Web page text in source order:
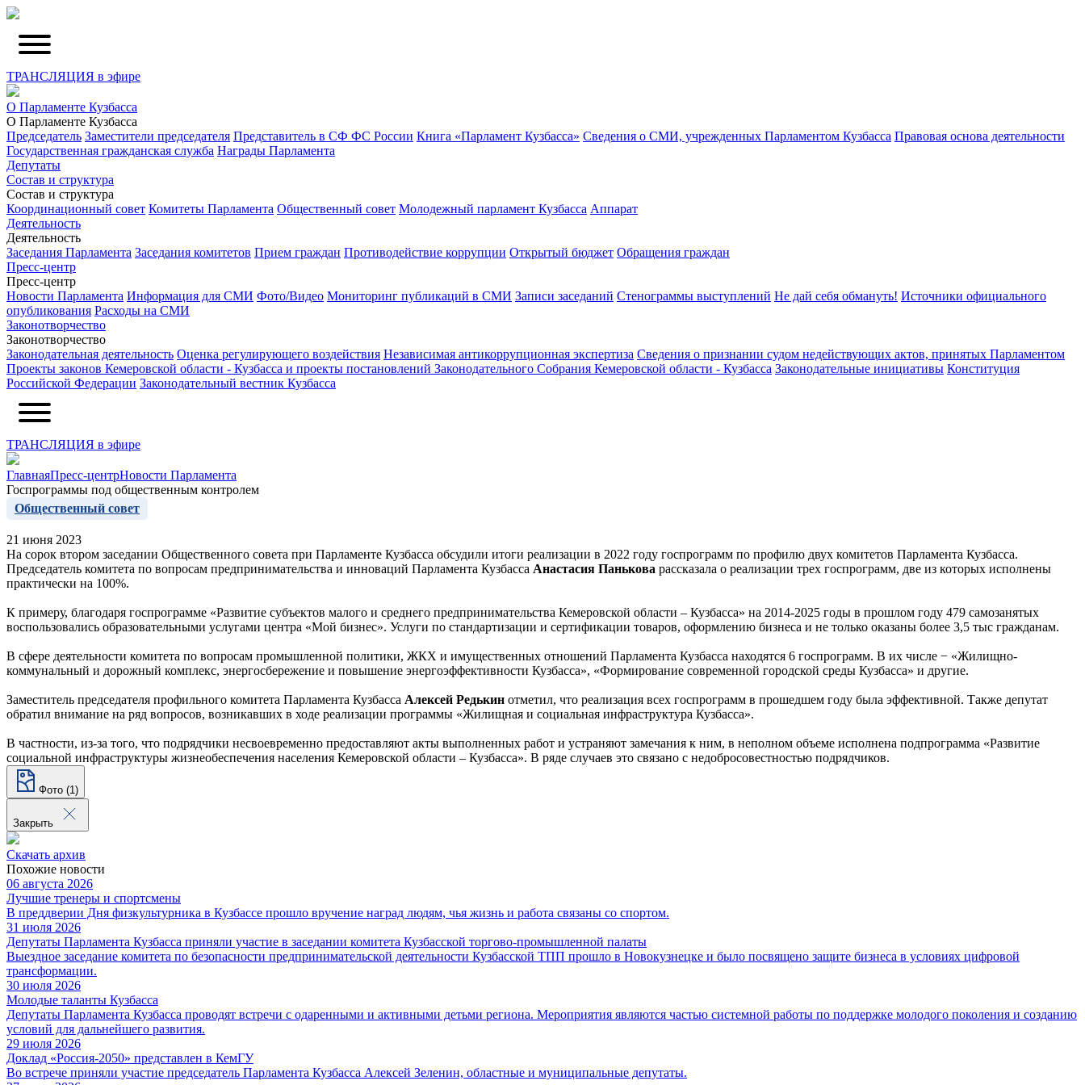
ТРАНСЛЯЦИЯ в эфире
О Парламенте Кузбасса
О Парламенте Кузбасса
Председатель Заместители председателя Представитель в СФ ФС России Книга «Парламент Кузбасса» Сведения о СМИ, учрежденных Парламентом Кузбасса Правовая основа деятельности
Государственная гражданская служба Награды Парламента
Депутаты
Состав и структура
Состав и структура
Координационный совет Комитеты Парламента Общественный совет Молодежный парламент Кузбасса Аппарат
Деятельность
Деятельность
Заседания Парламента Заседания комитетов Прием граждан Противодействие коррупции Открытый бюджет Обращения граждан
Пресс-центр
Пресс-центр
Новости Парламента Информация для СМИ Фото/Видео Мониторинг публикаций в СМИ Записи заседаний Стенограммы выступлений Не дай себя обмануть! Источники официального
опубликования Расходы на СМИ
Законотворчество
Законотворчество
Законодательная деятельность Оценка регулирующего воздействия Независимая антикоррупционная экспертиза Сведения о признании судом недействующих актов, принятых Парламентом
Проекты законов Кемеровской области - Кузбасса и проекты постановлений Законодательного Собрания Кемеровской области - Кузбасса Законодательные инициативы Конституция
Российской Федерации Законодательный вестник Кузбасса
ТРАНСЛЯЦИЯ в эфире
ГлавнаяПресс-центрНовости Парламента
Госпрограммы под общественным контролем
Общественный совет
21 июня 2023
На сорок втором заседании Общественного совета при Парламенте Кузбасса обсудили итоги реализации в 2022 году госпрограмм по профилю двух комитетов Парламента Кузбасса.
Председатель комитета по вопросам предпринимательства и инноваций Парламента Кузбасса Анастасия Панькова рассказала о реализации трех госпрограмм, две из которых исполнены
практически на 100%.
К примеру, благодаря госпрограмме «Развитие субъектов малого и среднего предпринимательства Кемеровской области – Кузбасса» на 2014-2025 годы в прошлом году 479 самозанятых
воспользовались образовательными услугами центра «Мой бизнес». Услуги по стандартизации и сертификации товаров, оформлению бизнеса и не только оказаны более 3,5 тыс гражданам.
В сфере деятельности комитета по вопросам промышленной политики, ЖКХ и имущественных отношений Парламента Кузбасса находятся 6 госпрограмм. В их числе − «Жилищно-
коммунальный и дорожный комплекс, энергосбережение и повышение энергоэффективности Кузбасса», «Формирование современной городской среды Кузбасса» и другие.
Заместитель председателя профильного комитета Парламента Кузбасса Алексей Редькин отметил, что реализация всех госпрограмм в прошедшем году была эффективной. Также депутат
обратил внимание на ряд вопросов, возникавших в ходе реализации программы «Жилищная и социальная инфраструктура Кузбасса».
В частности, из-за того, что подрядчики несвоевременно предоставляют акты выполненных работ и устраняют замечания к ним, в неполном объеме исполнена подпрограмма «Развитие
социальной инфраструктуры жизнеобеспечения населения Кемеровской области – Кузбасса». В ряде случаев это связано с недобросовестностью подрядчиков.
Фото (1)
Закрыть
Скачать архив
Похожие новости
06 августа 2026
Лучшие тренеры и спортсмены
В преддверии Дня физкультурника в Кузбассе прошло вручение наград людям, чья жизнь и работа связаны со спортом.
31 июля 2026
Депутаты Парламента Кузбасса приняли участие в заседании комитета Кузбасской торгово-промышленной палаты
Выездное заседание комитета по безопасности предпринимательской деятельности Кузбасской ТПП прошло в Новокузнецке и было посвящено защите бизнеса в условиях цифровой
трансформации.
30 июля 2026
Молодые таланты Кузбасса
Депутаты Парламента Кузбасса проводят встречи с одаренными и активными детьми региона. Мероприятия являются частью системной работы по поддержке молодого поколения и созданию
условий для дальнейшего развития.
29 июля 2026
Доклад «Россия-2050» представлен в КемГУ
Во встрече приняли участие председатель Парламента Кузбасса Алексей Зеленин, областные и муниципальные депутаты.